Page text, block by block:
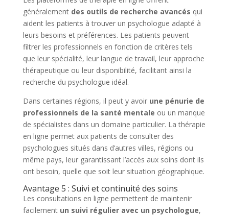
généralement des outils de recherche avancés qui
aident les patients à trouver un psychologue adapté à
leurs besoins et préférences. Les patients peuvent
filtrer les professionnels en fonction de critères tels
que leur spécialité, leur langue de travail, leur approche
thérapeutique ou leur disponibilité, facilitant ainsi la
recherche du psychologue idéal.
Dans certaines régions, il peut y avoir une pénurie de
professionnels de la santé mentale ou un manque
de spécialistes dans un domaine particulier. La thérapie
en ligne permet aux patients de consulter des
psychologues situés dans d’autres villes, régions ou
même pays, leur garantissant l’accès aux soins dont ils
ont besoin, quelle que soit leur situation géographique.
Avantage 5 : Suivi et continuité des soins
Les consultations en ligne permettent de maintenir
facilement un suivi régulier avec un psychologue,